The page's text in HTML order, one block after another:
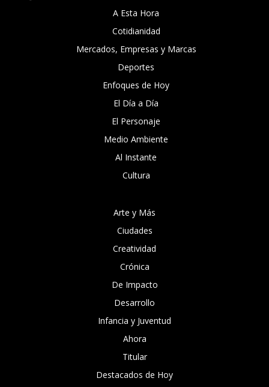
A Esta Hora
Cotidianidad
Mercados, Empresas y Marcas
Deportes
Enfoques de Hoy
El Día a Día
El Personaje
Medio Ambiente
Al Instante
Cultura
Arte y Más
Ciudades
Creatividad
Crónica
De Impacto
Desarrollo
Infancia y Juventud
Ahora
Titular
Destacados de Hoy